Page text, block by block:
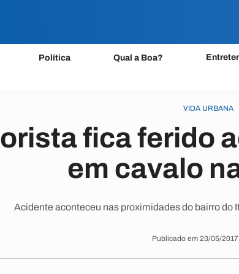
Política Qual a Boa?
VIDA URBANA
fica ferido
em cavalo
Acidente aconteceu nas proximidades do bairro do
Publicado em 23/05/